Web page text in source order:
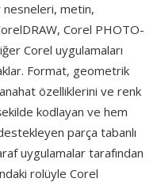
nesneleri, metin,
Corel PHOTO-
Corel uygulamaları
Format, geometrik
özelliklerini ve renk
kodlayan ve hem
parça tabanlı
uygulamalar tarafından
rolüyle Corel